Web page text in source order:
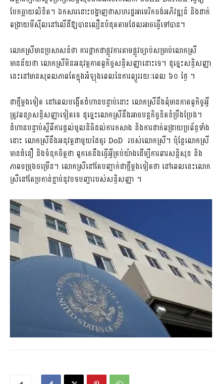
បែកធ្លាយលិខិត។ ឯកសារនោះបង្ហាញថាសហរដ្ឋអាមេរិកចង់អភិវឌ្ឍន៍ និងដាក់
ពង្រាយមីស៊ីលនៅលើដីឱ្យបានលឿនបំផុតតាមដែលអាចធ្វើទៅបាន។
លោកស្រីមានប្រសាសន៍ថា ការផ្អាកជាផ្លូវការតាមផ្លូវច្បាប់សម្រាប់លោកស្រី
មានន័យថា លោកស្រីមិនអនុវត្តកាតព្វកិច្ចសន្ធិសញ្ញានោះទេ។ ដូច្នេះសន្ធិសញ្ញា
នេះនៅមានសុពលភាពតែក្នុងអំឡុងពេលនៃការព្យួររយៈពេល ៦០ ថ្ងៃ ។
ជាថ្មីម្តងទៀត នៅពេលបង្កើតជំហានបន្ទាប់នោះ លោកស្រីនឹងពុំមានកាតព្វកិច្ចអ្វី
ត្រូវពន្យាសន្ធិសញ្ញាទៀតទេ ដូច្នេះលោកស្រីនឹងអាចបន្តកិច្ចខិតខំប្រឹងប្រែង។
ជំហានបន្ទាប់ស្តីពីការផ្តល់មូលនិធិដល់ការកសាង និងការដាក់ពង្រាយប្រព័ន្ធទាំង
នោះ លោកស្រីនឹងអនុវត្តជាមួយដៃគូរ DoD របស់លោកស្រី។ ប៉ុន្តែលោកស្រី
មានជំនឿ និងទំនុកចិត្តថា ពួកគេនឹងធ្វើអ្វីគ្រប់យ៉ាងដើម្បីការពារសន្តិសុខ​​ និង
ភាពចម្រុងចម្រើន។ លោកស្រីនៅតែបញ្ជាក់ជាថ្មីម្តងទៀតថា នៅពេលនេះលោក
ស្រីនៅតែប្រកាន់ខ្ជាប់នូវបទបញ្ជារបស់សន្ធិសញ្ញា ។